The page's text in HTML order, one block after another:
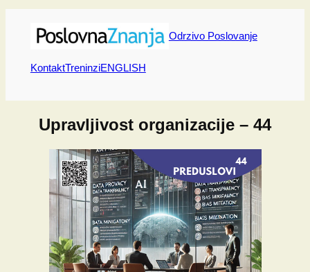
Skip
content
Odrzivo Poslovanje
KontaktTreninziENGLISH
Upravljivost organizacije – 44